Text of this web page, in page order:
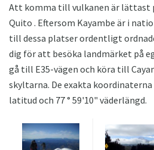
Att komma till vulkanen är lättast
Quito . Eftersom Kayambe är i
till dessa platser ordentligt
dig för att besöka landmärket på
gå till E35-vägen och köra till
skyltarna. De exakta koordinaterna
latitud och 77 ° 59'10" väderlängd.